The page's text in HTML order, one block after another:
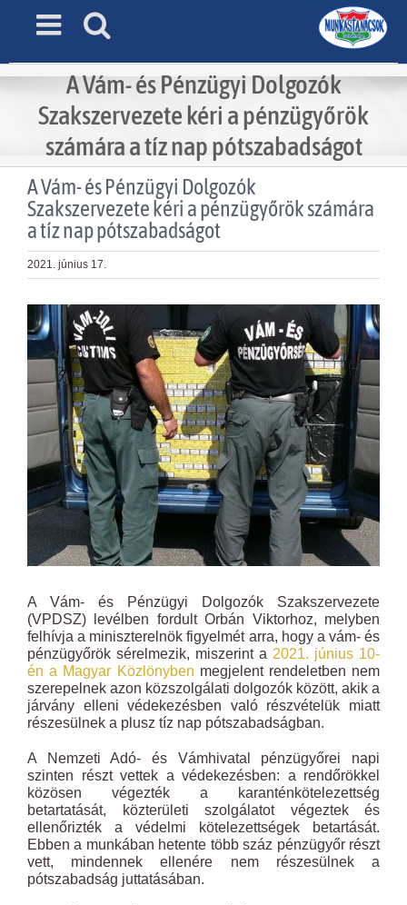
A Vám- és Pénzügyi Dolgozók
Szakszervezete kéri a pénzügyőrök
számára a tíz nap pótszabadságot
A Vám- és Pénzügyi Dolgozók
Szakszervezete kéri a pénzügyőrök számára
a tíz nap pótszabadságot
2021. június 17.
View
Larger
Image
A Vám- és Pénzügyi Dolgozók Szakszervezete
(VPDSZ) levélben fordult Orbán Viktorhoz, melyben
felhívja a miniszterelnök figyelmét arra, hogy a vám- és
pénzügyőrök sérelmezik, miszerint a 2021. június 10-
én a Magyar Közlönyben megjelent rendeletben nem
szerepelnek azon közszolgálati dolgozók között, akik a
járvány elleni védekezésben való részvételük miatt
részesülnek a plusz tíz nap pótszabadságban.
A Nemzeti Adó- és Vámhivatal pénzügyőrei napi
szinten részt vettek a védekezésben: a rendőrökkel
közösen végezték a karanténkötelezettség
betartatását, közterületi szolgálatot végeztek és
ellenőrizték a védelmi kötelezettségek betartását.
Ebben a munkában hetente több száz pénzügyőr részt
vett, mindennek ellenére nem részesülnek a
pótszabadság juttatásában.